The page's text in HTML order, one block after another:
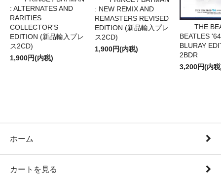
: ALTERNATES AND
RARITIES
COLLECTOR'S
EDITION (新品輸入プレ
ス2CD)
1,900円(内税)
: NEW REMIX AND
REMASTERS REVISED
EDITION (新品輸入プレ
ス2CD)
1,900円(内税)
THE
BEATLES
BLURAY
2BDR
3,200円(内
ホーム
カートを見る